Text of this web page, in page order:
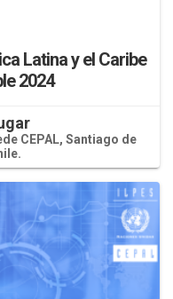
Latina y el Caribe
2024
CEPAL, Santiago de